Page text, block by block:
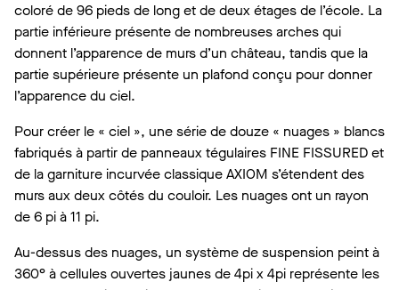
coloré de 96 pieds de long et de deux étages de l’école. La
partie inférieure présente de nombreuses arches qui
donnent l’apparence de murs d’un château, tandis que la
partie supérieure présente un plafond conçu pour donner
l’apparence du ciel.
Pour créer le « ciel », une série de douze « nuages » blancs
fabriqués à partir de panneaux tégulaires FINE FISSURED et
de la garniture incurvée classique AXIOM s’étendent des
murs aux deux côtés du couloir. Les nuages ont un rayon
de 6 pi à 11 pi.
Au-dessus des nuages, un système de suspension peint à
360° à cellules ouvertes jaunes de 4pi x 4pi représente les